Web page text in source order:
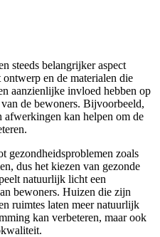
steeds belangrijker aspect
en de materialen die
aanzienlijke invloed hebben op
de bewoners. Bijvoorbeeld,
kan helpen om de
gezondheidsproblemen zoals
dus het kiezen van gezonde
natuurlijk licht een
bewoners. Huizen die zijn
ruimtes laten meer natuurlijk
kan verbeteren, maar ook